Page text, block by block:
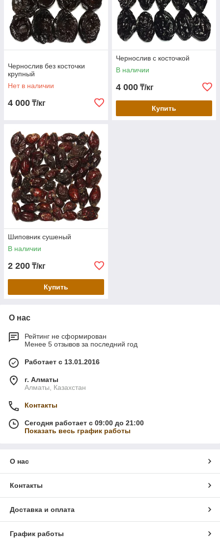
Чернослив без косточки
крупный
Нет в наличии
4 000 ₸/кг
Чернослив с косточкой
В наличии
4 000 ₸/кг
Купить
Шиповник сушеный
В наличии
2 200 ₸/кг
Купить
О нас
Рейтинг не сформирован
Менее 5 отзывов за последний год
Работает с 13.01.2016
г. Алматы
Алматы, Казахстан
Контакты
Сегодня работает с 09:00 до 21:00
Показать весь график работы
О нас
Контакты
Доставка и оплата
График работы